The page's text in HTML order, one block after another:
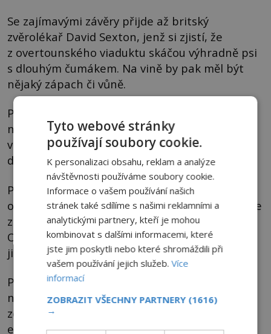
Se zajímavými závěry přijde až britský
zvěrolékař David Sexton, jenž si zjistí, že
z overtounského viaduktu skáčou výhradně psi
s dlouhým čumákem. Na vině by pak měl být
nějaký zápach či vůně.
Při bližším průzkumu strže si Sexton povšimne
norků, kteří žijí ve zdejších norách a vylučují
velmi aromatickou moč, která psy neskutečně
dráždí.
Problém je v tom, že jen ve Skotsku podle
odhadů žije okolo 26 000 norků a nikde jinde se
za nimi psi tak vehementně nevrhají.
Overtounské mystérium má tedy zřejmě úplně
jiné vysvětlení. Ale jaké?
Podle keltských mýtů se totiž vesnice nachází
na tenkém místě, kde se nebe takřka dotýká
země. Je tedy zdejší kraj opředen zvláštní
energií?
Tyto webové stránky
používají soubory cookie.
K personalizaci obsahu, reklam a analýze
návštěvnosti používáme soubory cookie.
Informace o vašem používání našich
stránek také sdílíme s našimi reklamními a
analytickými partnery, kteří je mohou
kombinovat s dalšími informacemi, které
jste jim poskytli nebo které shromáždili při
vašem používání jejich služeb.Více
informací
ZOBRAZIT VŠECHNY PARTNERY (1616)
→